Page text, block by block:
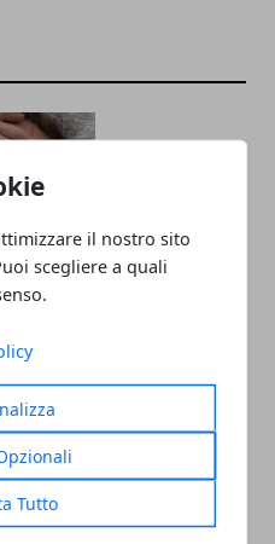
il nostro sito
scegliere a quali
Tutto
senza
il corpo,
e valutare con